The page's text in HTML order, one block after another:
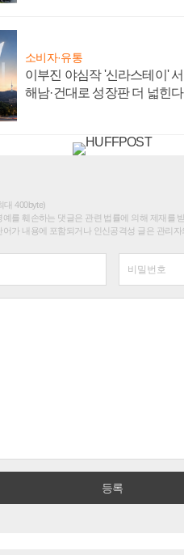
소비자·유통
이부진 야심작 '신라스테이'
해남·건대로 성장판 더 넓힌다
대 400byte)
를 훼손하는 댓글은 관련 법률에 의해 제재를
가 내용에 포함되거나 인신공격성 글은 관리자